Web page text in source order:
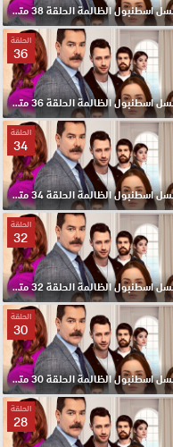
مسلسل اسطنبول الظالمة الحلقة 38 مترجم HD
الحلقة
36
مسلسل اسطنبول الظالمة الحلقة 36 مترجم HD
الحلقة
34
مسلسل اسطنبول الظالمة الحلقة 34 مترجم HD
الحلقة
32
مسلسل اسطنبول الظالمة الحلقة 32 مترجم HD
الحلقة
30
مسلسل اسطنبول الظالمة الحلقة 30 مترجم HD
الحلقة
28